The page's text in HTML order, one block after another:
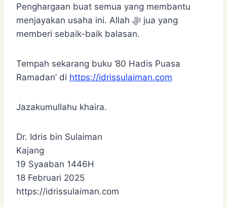
Penghargaan buat semua yang membantu
menjayakan usaha ini. Allah ﷻ jua yang
memberi sebaik-baik balasan.
Tempah sekarang buku ’80 Hadis Puasa
Ramadan’ di https://idrissulaiman.com
Jazakumullahu khaira.
Dr. Idris bin Sulaiman
Kajang
19 Syaaban 1446H
18 Februari 2025
https://idrissulaiman.com